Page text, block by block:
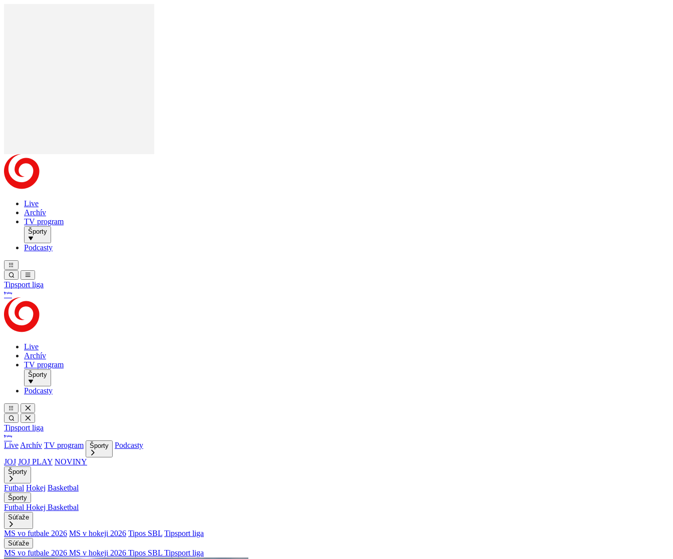
Live
Archív
TV program
Športy
Podcasty
Tipsport liga
Live
Archív
TV program
Športy
Podcasty
Tipsport liga
Live Archív TV program Športy
Podcasty
JOJ JOJ PLAY NOVINY
Športy
Futbal Hokej Basketbal
Športy
Futbal Hokej Basketbal
Súťaže
MS vo futbale 2026 MS v hokeji 2026 Tipos SBL Tipsport liga
Súťaže
MS vo futbale 2026 MS v hokeji 2026 Tipos SBL Tipsport liga